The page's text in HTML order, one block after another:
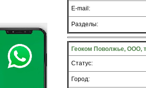
E-mail:
Разделы:
Геоком Поволжье, ООО,
Статус:
Город: